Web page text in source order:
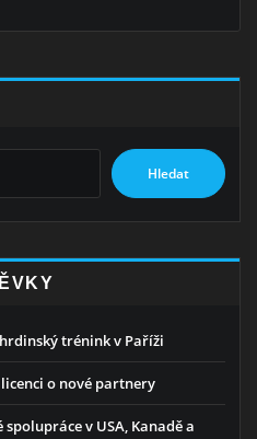
Hledat
trénink v Paříži
o nové partnery
v USA, Kanadě a